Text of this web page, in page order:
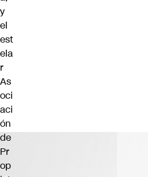
y
el
est
ela
r
As
oci
aci
ón
de
Pr
op